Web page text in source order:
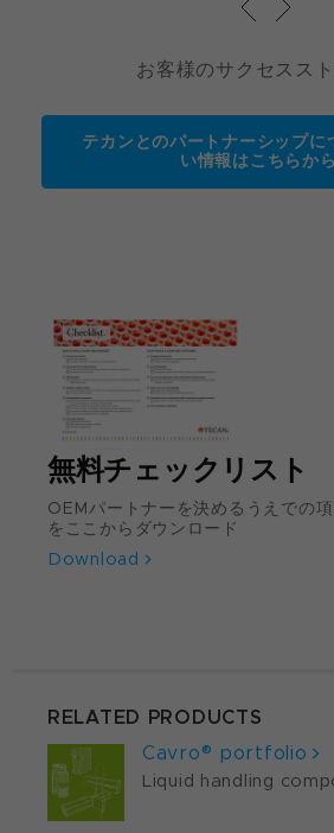
お客様のサクセスス
テカンとのパートナーシップに
い情報はこちらから
無料チェックリスト
OEMパートナーを決めるうえでの
をここからダウンロード
Download
RELATED PRODUCTS
Cavro® portfolio
Liquid handling